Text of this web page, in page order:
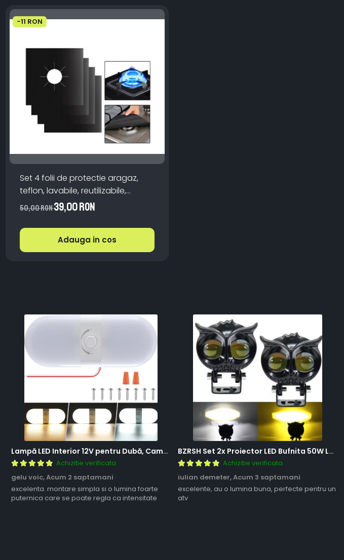
-11 RON
Set 4 folii de protectie aragaz,
teflon, lavabile, reutilizabile,
Negru/Gri
50,00 RON39,00 RON
Adauga in cos
Lampă LED Interior 12V pentru Dubă, Camper și Rulotă - 180LED, 33 cm, 3 Temperaturii de Culoare, Intensitate Reglabilă, Iluminare Compartiment Marfă
Achizitie verificata
gelu voic,Acum 2 saptamani
excelenta. montare simpla si o lumina foarte
puternica care se poate regla ca intensitate
BZRSH Set 2x Proiector LED Bufnita 50W Lupa 2 Faze Alb-Galben 12-24V Moto ATV
Achizitie verificata
iulian demeter,Acum 3 saptamani
excelente, au o lumina buna, perfecte pentru un
atv